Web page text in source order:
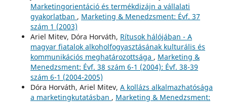
Marketingorientáció és termékdizájn a vállalati
gyakorlatban , Marketing & Menedzsment: Évf. 37
szám 1 (2003)
Ariel Mitev, Dóra Horváth, Rítusok hálójában - A
magyar fiatalok alkoholfogyasztásának kulturális és
kommunikációs meghatározottsága , Marketing &
Menedzsment: Évf. 38 szám 6-1 (2004): Évf. 38-39
szám 6-1 (2004-2005)
Dóra Horváth, Ariel Mitev, A kollázs alkalmazhatósága
a marketingkutatásban , Marketing & Menedzsment: